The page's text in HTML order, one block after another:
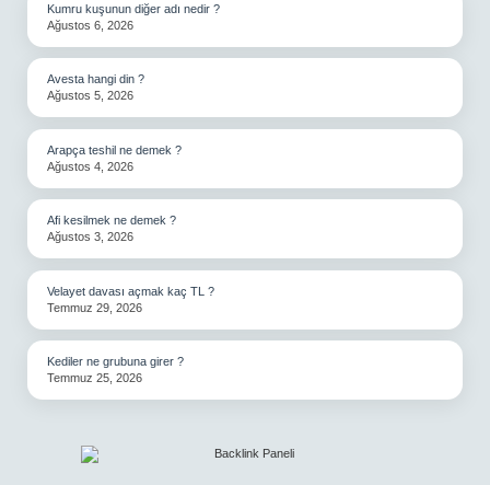
Kumru kuşunun diğer adı nedir ?
Ağustos 6, 2026
Avesta hangi din ?
Ağustos 5, 2026
Arapça teshil ne demek ?
Ağustos 4, 2026
Afi kesilmek ne demek ?
Ağustos 3, 2026
Velayet davası açmak kaç TL ?
Temmuz 29, 2026
Kediler ne grubuna girer ?
Temmuz 25, 2026